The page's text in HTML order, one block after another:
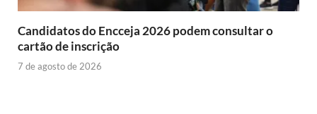
Candidatos do Encceja 2026 podem consultar o
cartão de inscrição
7 de agosto de 2026